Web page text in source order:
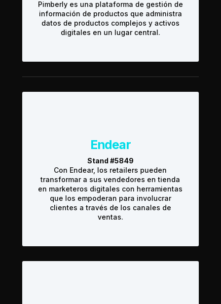
Pimberly es una plataforma de gestión de
información de productos que administra
datos de productos complejos y activos
digitales en un lugar central.
Endear
Stand #5849
Con Endear, los retailers pueden
transformar a sus vendedores en tienda
en marketeros digitales con herramientas
que los empoderan para involucrar
clientes a través de los canales de
ventas.